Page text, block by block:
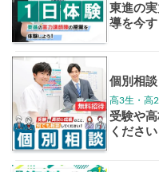
学年別案内
高3生 高2生